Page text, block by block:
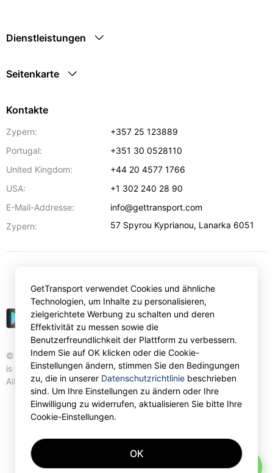
Dienstleistungen
Seitenkarte
Kontakte
Zypern:
+357 25 123889
Portugal:
+351 30 0528110
United Kingdom:
+44 20 4577 1766
USA:
+1 302 240 28 90
E-Mail-Addresse:
info@gettransport.com
Zypern:
57 Spyrou Kyprianou, Lanarka 6051
© Gettransport International Limited. GetTransport®
is trademark of Gettransport International Limited.
All rights reserved.
GetTransport verwendet Cookies und ähnliche
Technologien, um Inhalte zu personalisieren,
zielgerichtete Werbung zu schalten und deren
Effektivität zu messen sowie die
Benutzerfreundlichkeit der Plattform zu verbessern.
Indem Sie auf OK klicken oder die Cookie-
Einstellungen ändern, stimmen Sie den Bedingungen
zu, die in unserer Datenschutzrichtlinie beschrieben
sind. Um Ihre Einstellungen zu ändern oder Ihre
Einwilligung zu widerrufen, aktualisieren Sie bitte Ihre
Cookie-Einstellungen.
OK
AI